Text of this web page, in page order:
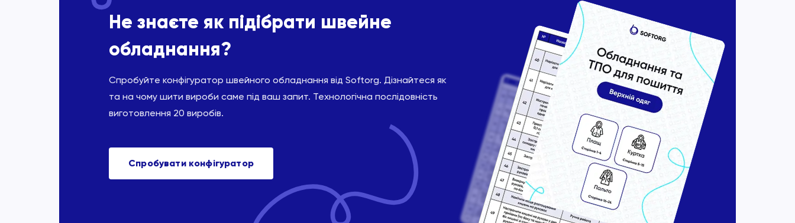
Не знаєте як підібрати швейне
обладнання?
Спробуйте конфігуратор швейного обладнання від Softorg. Дізнайтеся як
та на чому шити вироби саме під ваш запит. Технологічна послідовність
виготовлення 20 виробів.
Спробувати конфігуратор